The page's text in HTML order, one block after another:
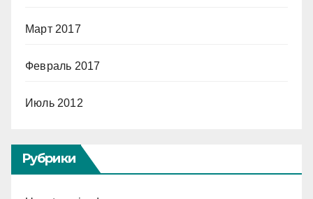
Март 2017
Февраль 2017
Июль 2012
Рубрики